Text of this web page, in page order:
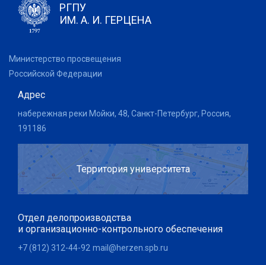
РГПУ
ИМ. А. И. ГЕРЦЕНА
Министерство просвещения
Российской Федерации
Адрес
набережная реки Мойки, 48, Санкт-Петербург, Россия,
191186
Территория университета
Отдел делопроизводства
и организационно-контрольного обеспечения
+7 (812) 312-44-92 mail@herzen.spb.ru